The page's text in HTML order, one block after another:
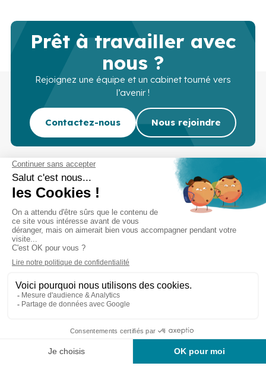
Prêt à travailler avec
nous ?
Rejoignez une équipe et un cabinet tourné vers
l’avenir !
Contactez-nous Nous rejoindre
Cabinet d’experts-comptables commissaires aux
Services Secteurs
Recrutement
Actu